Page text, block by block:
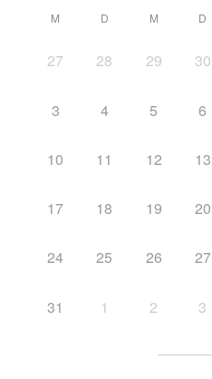
M D M D
27 28 29 30
3 4 5 6
10 11 12 13
17 18 19 20
24 25 26 27
31 1 2 3